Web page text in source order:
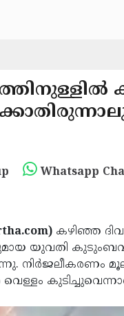
Whatsapp
കഴിഞ്ഞ
യുവതി
വെള്ളം